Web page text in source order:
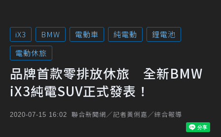
iX3 BMW 電動車 純電動
鋰電池
電動休旅
品牌首款零排放休旅 全新BMW
iX3純電SUV正式發表！
2020-07-15 16:02 聯合新聞網／記者黃俐嘉／綜合報導